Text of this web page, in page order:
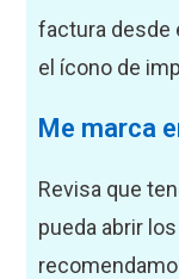
factura desde
el ícono de
Me marca
Revisa que
pueda abrir